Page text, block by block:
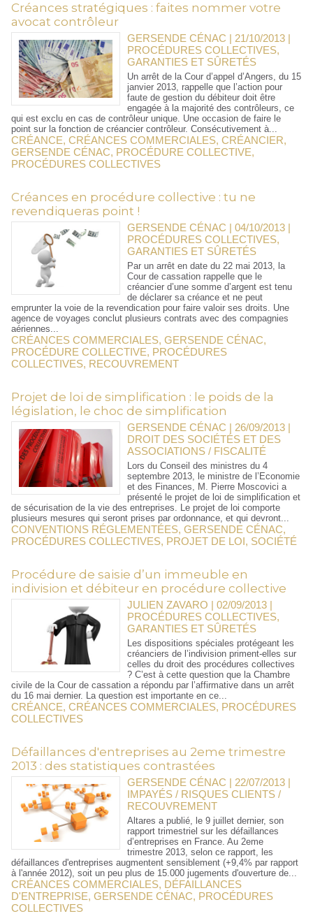
Créances stratégiques : faites nommer votre
avocat contrôleur
GERSENDE CÉNAC | 21/10/2013 |
PROCÉDURES COLLECTIVES,
GARANTIES ET SÛRETÉS
Un arrêt de la Cour d’appel d’Angers, du 15
janvier 2013, rappelle que l’action pour
faute de gestion du débiteur doit être
engagée à la majorité des contrôleurs, ce
qui est exclu en cas de contrôleur unique. Une occasion de faire le
point sur la fonction de créancier contrôleur. Consécutivement à...
CRÉANCE, CRÉANCES COMMERCIALES, CRÉANCIER,
GERSENDE CÉNAC, PROCÉDURE COLLECTIVE,
PROCÉDURES COLLECTIVES
Créances en procédure collective : tu ne
revendiqueras point !
GERSENDE CÉNAC | 04/10/2013 |
PROCÉDURES COLLECTIVES,
GARANTIES ET SÛRETÉS
Par un arrêt en date du 22 mai 2013, la
Cour de cassation rappelle que le
créancier d’une somme d’argent est tenu
de déclarer sa créance et ne peut
emprunter la voie de la revendication pour faire valoir ses droits. Une
agence de voyages conclut plusieurs contrats avec des compagnies
aériennes...
CRÉANCES COMMERCIALES, GERSENDE CÉNAC,
PROCÉDURE COLLECTIVE, PROCÉDURES
COLLECTIVES, RECOUVREMENT
Projet de loi de simplification : le poids de la
législation, le choc de simplification
GERSENDE CÉNAC | 26/09/2013 |
DROIT DES SOCIÉTÉS ET DES
ASSOCIATIONS / FISCALITÉ
Lors du Conseil des ministres du 4
septembre 2013, le ministre de l’Economie
et des Finances, M. Pierre Moscovici a
présenté le projet de loi de simplification et
de sécurisation de la vie des entreprises. Le projet de loi comporte
plusieurs mesures qui seront prises par ordonnance, et qui devront...
CONVENTIONS RÉGLEMENTÉES, GERSENDE CÉNAC,
PROCÉDURES COLLECTIVES, PROJET DE LOI, SOCIÉTÉ
Procédure de saisie d’un immeuble en
indivision et débiteur en procédure collective
JULIEN ZAVARO | 02/09/2013 |
PROCÉDURES COLLECTIVES,
GARANTIES ET SÛRETÉS
Les dispositions spéciales protégeant les
créanciers de l’indivision priment-elles sur
celles du droit des procédures collectives
? C’est à cette question que la Chambre
civile de la Cour de cassation a répondu par l’affirmative dans un arrêt
du 16 mai dernier. La question est importante en ce...
CRÉANCE, CRÉANCES COMMERCIALES, PROCÉDURES
COLLECTIVES
Défaillances d'entreprises au 2eme trimestre
2013 : des statistiques contrastées
GERSENDE CÉNAC | 22/07/2013 |
IMPAYÉS / RISQUES CLIENTS /
RECOUVREMENT
Altares a publié, le 9 juillet dernier, son
rapport trimestriel sur les défaillances
d’entreprises en France. Au 2eme
trimestre 2013, selon ce rapport, les
défaillances d'entreprises augmentent sensiblement (+9,4% par rapport
à l'année 2012), soit un peu plus de 15.000 jugements d'ouverture de...
CRÉANCES COMMERCIALES, DÉFAILLANCES
D'ENTREPRISE, GERSENDE CÉNAC, PROCÉDURES
COLLECTIVES